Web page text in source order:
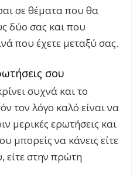
σε θέματα που θα
δύο σας και που
που έχετε μεταξύ σας.
σου
συχνά και το
τον λόγο καλό είναι να
μερικές ερωτήσεις και
μπορείς να κάνεις είτε
στην πρώτη